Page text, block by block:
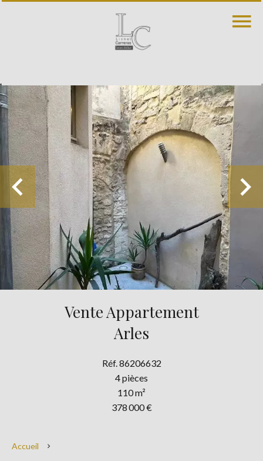
Vente Appartement
Arles
Réf. 86206632
4 pièces
110 m²
378 000 €
Accueil